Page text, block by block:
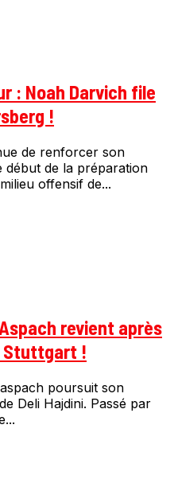
: Noah Darvich file
!
de renforcer son
de la préparation
offensif de...
revient après
Stuttgart !
poursuit son
Deli Hajdini. Passé par